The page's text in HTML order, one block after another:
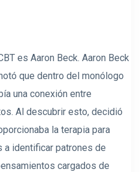
es Aaron Beck. Aaron Beck
que dentro del monólogo
una conexión entre
Al descubrir esto, decidió
la terapia para
a identificar patrones de
cargados de